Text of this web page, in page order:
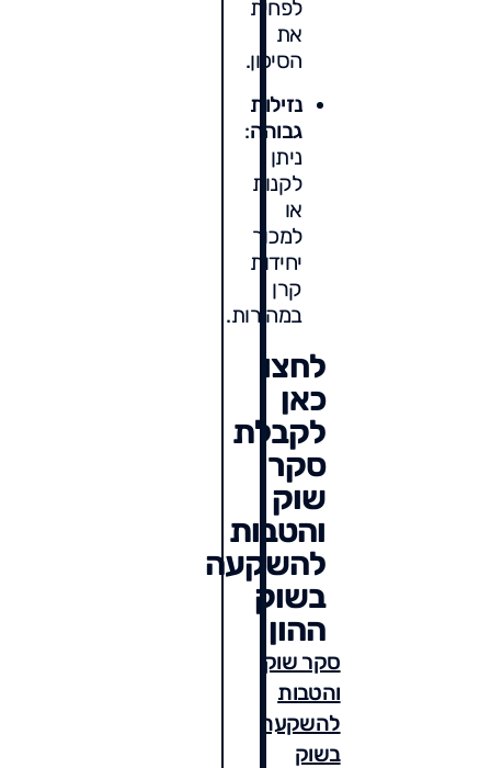
לפחית
את
הסיכון.
נזילות
גבוהה:
ניתן
לקנות
או
למכור
יחידות
קרן
במהירות.
לחצו
כאן
לקבלת
סקר
שוק
והטבות
להשקעה
בשוק
ההון
סקר שוק
והטבות
להשקעה
בשוק